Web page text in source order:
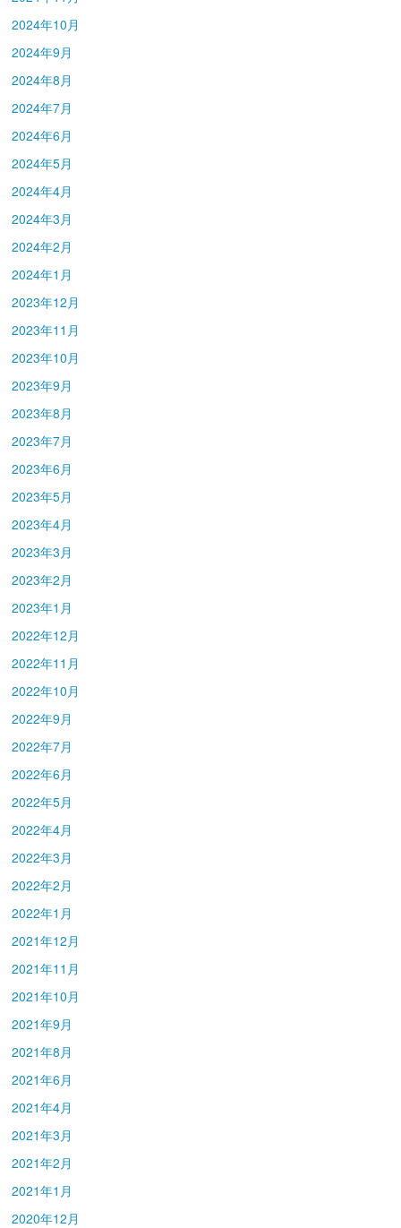
2024年10月
2024年9月
2024年8月
2024年7月
2024年6月
2024年5月
2024年4月
2024年3月
2024年2月
2024年1月
2023年12月
2023年11月
2023年10月
2023年9月
2023年8月
2023年7月
2023年6月
2023年5月
2023年4月
2023年3月
2023年2月
2023年1月
2022年12月
2022年11月
2022年10月
2022年9月
2022年7月
2022年6月
2022年5月
2022年4月
2022年3月
2022年2月
2022年1月
2021年12月
2021年11月
2021年10月
2021年9月
2021年8月
2021年6月
2021年4月
2021年3月
2021年2月
2021年1月
2020年12月